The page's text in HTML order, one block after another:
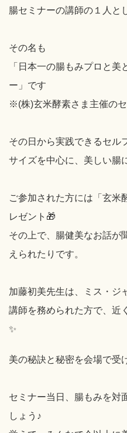
腸セミナーの講師の１人と
その名も
「日本一の腸もみプロと
ー」です
※(株)玄米酵素さま主催のセ
その日から実践できるセル
サイズを中心に、美しい腸
ご参加された方には「玄米
レゼント🎁
その上で、腸健美なお話が
えられたりです。
加藤初美先生は、ミス・ジ
講師を務められた方で、近
✨
美の秘訣と秘密を会場で受
セミナー当日、腸もみを対
しょう♪